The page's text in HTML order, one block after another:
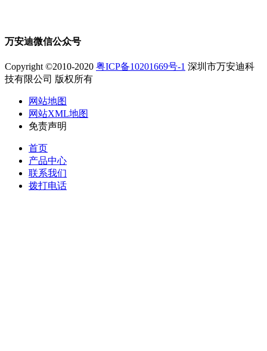
万安迪微信公众号
Copyright ©2010-2020 粤ICP备10201669号-1 深圳市万安迪科
技有限公司 版权所有
网站地图
网站XML地图
免责声明
首页
产品中心
联系我们
拨打电话